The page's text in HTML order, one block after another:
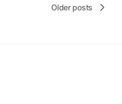
Older posts